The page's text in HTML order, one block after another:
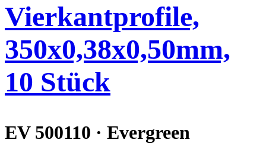
Vierkantprofile,
350x0,38x0,50mm,
10 Stück
EV 500110 · Evergreen